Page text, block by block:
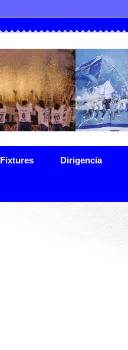
Fixtures Dirigencia